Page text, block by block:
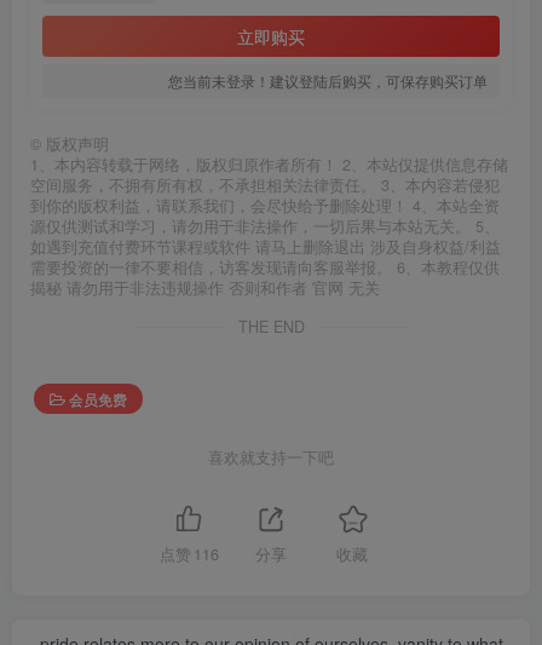
立即购买
您当前未登录！建议登陆后购买，可保存购买订单
© 版权声明
1、本内容转载于网络，版权归原作者所有！ 2、本站仅提供信息存储
空间服务，不拥有所有权，不承担相关法律责任。 3、本内容若侵犯
到你的版权利益，请联系我们，会尽快给予删除处理！ 4、本站全资
源仅供测试和学习，请勿用于非法操作，一切后果与本站无关。 5、
如遇到充值付费环节课程或软件 请马上删除退出 涉及自身权益/利益
需要投资的一律不要相信，访客发现请向客服举报。 6、本教程仅供
揭秘 请勿用于非法违规操作 否则和作者 官网 无关
THE END
会员免费
喜欢就支持一下吧
点赞 116 分享 收藏